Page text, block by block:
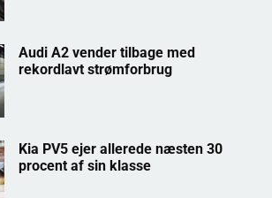
Audi A2 vender tilbage med
rekordlavt strømforbrug
Kia PV5 ejer allerede næsten 30
procent af sin klasse